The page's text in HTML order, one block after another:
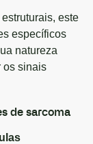
este
específicos
natureza
os sinais
de sarcoma